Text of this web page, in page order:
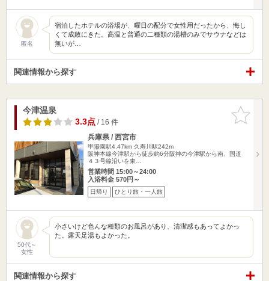
匿名
宿泊したホテルの浴場が、曜日の配分で女性用だったから、悔し
くて成敗にきた。高温と普通の二種類の湯槽のみでサウナなどは
無いが…
関連情報から探す
お気に入
りに追加
今津温泉
3.3点/ 16 件
兵庫県 / 西宮市
甲陽園駅4.47km 久寿川駅242m
阪神本線今津駅から徒歩約6分阪神の今津駅から南、国道
４３号線沿いを東…
営業時間 15:00～24:00
入浴料金 570円～
日帰り ひとり旅・一人旅
50代～
女性
小さいけど色んな種類のお風呂があり、清潔感もあってよかっ
た。露天足湯もよかった。
関連情報から探す